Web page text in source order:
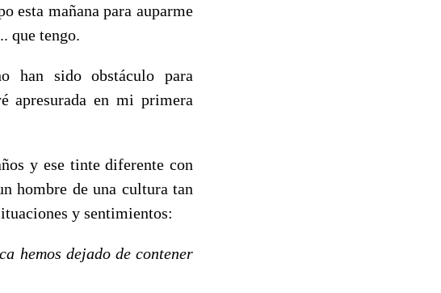
esta mañana para auparme
que tengo.
han sido obstáculo para
apresurada en mi primera
y ese tinte diferente con
hombre de una cultura tan
y sentimientos:
hemos dejado de contener